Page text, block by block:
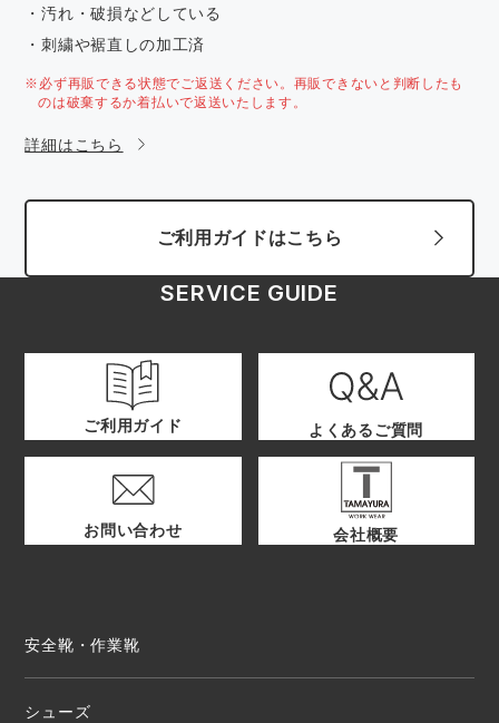
・汚れ・破損などしている
・刺繍や裾直しの加工済
※必ず再販できる状態でご返送ください。再販できないと判断したも
のは破棄するか着払いで返送いたします。
詳細はこちら
ご利用ガイドはこちら
SERVICE GUIDE
ご利用ガイド よくあるご質問
お問い合わせ 会社概要
安全靴・作業靴
シューズ